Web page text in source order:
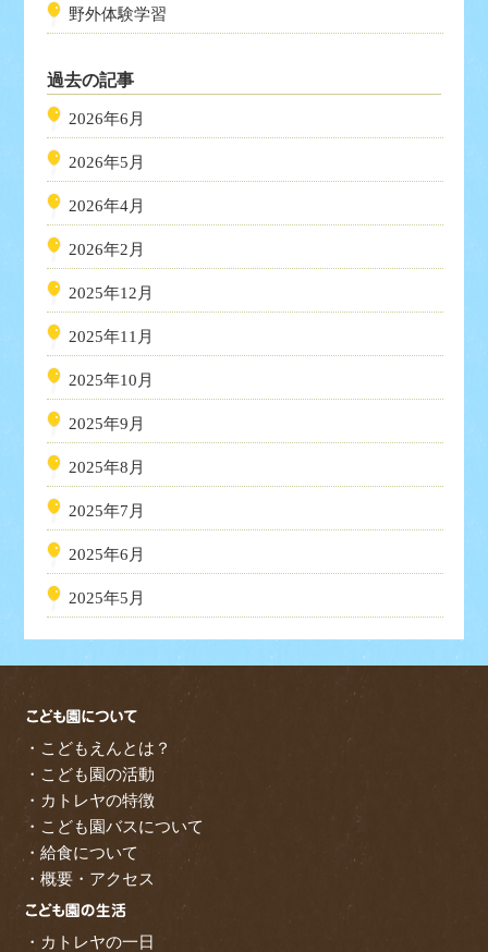
野外体験学習
過去の記事
2026年6月
2026年5月
2026年4月
2026年2月
2025年12月
2025年11月
2025年10月
2025年9月
2025年8月
2025年7月
2025年6月
2025年5月
・こどもえんとは？
・こども園の活動
・カトレヤの特徴
・こども園バスについて
・給食について
・概要・アクセス
・カトレヤの一日